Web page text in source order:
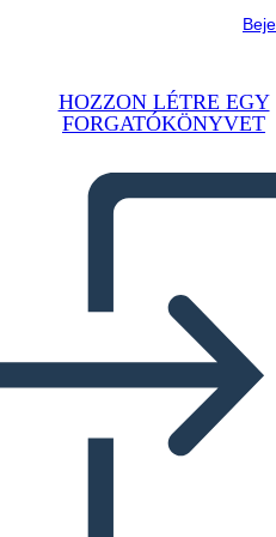
HOZZON LÉTRE EGY
FORGATÓKÖNYVET